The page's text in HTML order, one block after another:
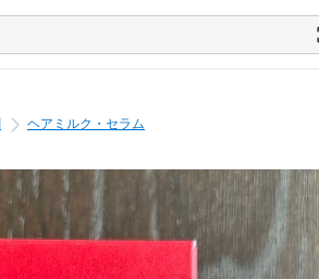
ヘアミルク・セラム